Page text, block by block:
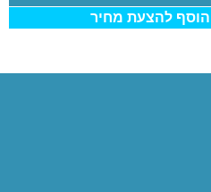
הוסף להצעת מחיר